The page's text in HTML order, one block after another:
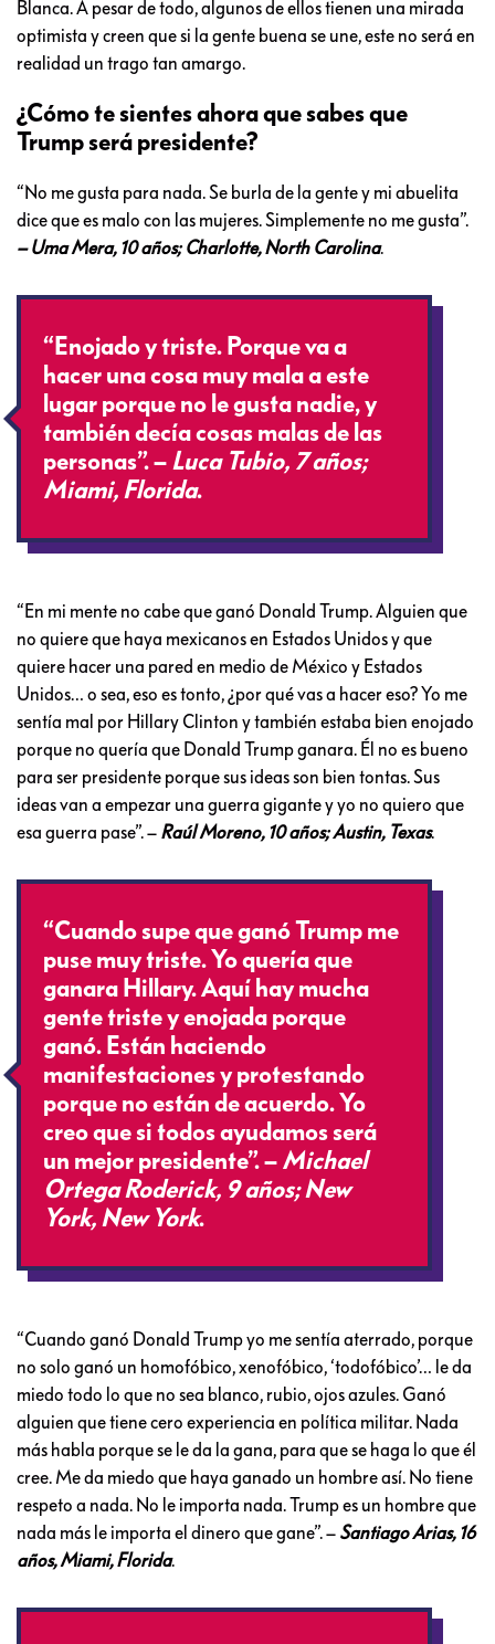
Blanca. A pesar de todo, algunos de ellos tienen una mirada
optimista y creen que si la gente buena se une, este no será en
realidad un trago tan amargo.
¿Cómo te sientes ahora que sabes que
Trump será presidente?
“No me gusta para nada. Se burla de la gente y mi abuelita
dice que es malo con las mujeres. Simplemente no me gusta”.
– Uma Mera, 10 años; Charlotte, North Carolina.
“Enojado y triste. Porque va a
hacer una cosa muy mala a este
lugar porque no le gusta nadie, y
también decía cosas malas de las
personas”. – Luca Tubio, 7 años;
Miami, Florida.
“En mi mente no cabe que ganó Donald Trump. Alguien que
no quiere que haya mexicanos en Estados Unidos y que
quiere hacer una pared en medio de México y Estados
Unidos… o sea, eso es tonto, ¿por qué vas a hacer eso? Yo me
sentía mal por Hillary Clinton y también estaba bien enojado
porque no quería que Donald Trump ganara. Él no es bueno
para ser presidente porque sus ideas son bien tontas. Sus
ideas van a empezar una guerra gigante y yo no quiero que
esa guerra pase”. – Raúl Moreno, 10 años; Austin, Texas.
“Cuando supe que ganó Trump me
puse muy triste. Yo quería que
ganara Hillary. Aquí hay mucha
gente triste y enojada porque
ganó. Están haciendo
manifestaciones y protestando
porque no están de acuerdo. Yo
creo que si todos ayudamos será
un mejor presidente”. – Michael
Ortega Roderick, 9 años; New
York, New York.
“Cuando ganó Donald Trump yo me sentía aterrado, porque
no solo ganó un homofóbico, xenofóbico, ‘todofóbico’… le da
miedo todo lo que no sea blanco, rubio, ojos azules. Ganó
alguien que tiene cero experiencia en política militar. Nada
más habla porque se le da la gana, para que se haga lo que él
cree. Me da miedo que haya ganado un hombre así. No tiene
respeto a nada. No le importa nada. Trump es un hombre que
nada más le importa el dinero que gane”. – Santiago Arias, 16
años, Miami, Florida.